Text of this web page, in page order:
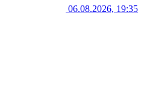
06.08.2026, 19:35